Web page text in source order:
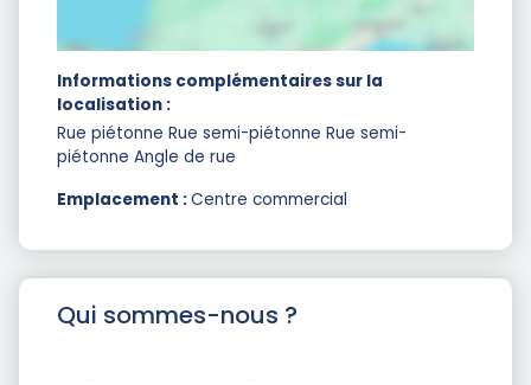
Informations complémentaires sur la
localisation :
Rue piétonne Rue semi-piétonne Rue semi-
piétonne Angle de rue
Emplacement :Centre commercial
Qui sommes-nous ?